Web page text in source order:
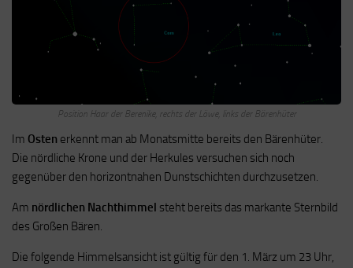
Position Haar der Berenike, rechts der Löwe, links der Bärenhüter
Im Osten erkennt man ab Monatsmitte bereits den Bärenhüter.
Die nördliche Krone und der Herkules versuchen sich noch
gegenüber den horizontnahen Dunstschichten durchzusetzen.
Am nördlichen Nachthimmel steht bereits das markante Sternbild
des Großen Bären.
Die folgende Himmelsansicht ist gültig für den 1. März um 23 Uhr,